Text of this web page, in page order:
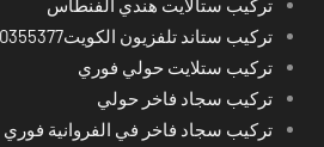
تركيب ستالايت هندي الفنطاس
تركيب ستاند تلفزيون الكويت50355377
تركيب ستلايت حولي فوري
تركيب سجاد فاخر حولي
تركيب سجاد فاخر في الفروانية فوري